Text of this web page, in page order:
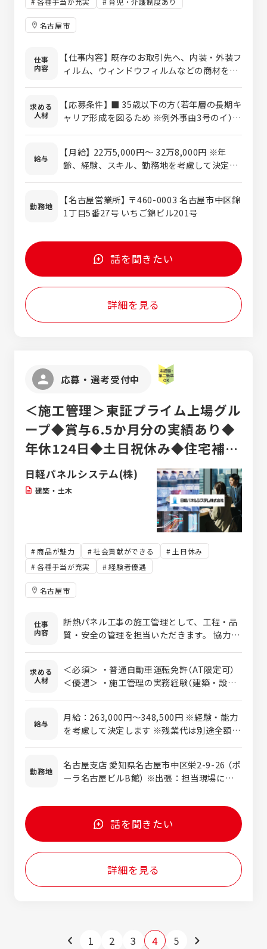
名古屋市
仕事
内容
【仕事内容】 既存のお取引先へ、内装・外装フ
ィルム、ウィンドウフィルムなどの商材を提
【扱う商材について】 内外装フィルム、グラフ
ィックフィルム、サイン用LED、ウィンドウ
フィルム、塗料など商材はさまざまです。
【具体的な営業スタイル】 長年お付き合いのあ
るお客様を定期的に訪問し、コミュニケーシ
問い合わせが主な業務です。 【入社後のサポ
ート体制】 まずは先輩に同行し、お客様への
OJTで丁寧に教えます。商材は多岐にわたり
ますが、少しずつ覚えれば大丈夫です。メー
カー主催の勉強会もあり、未経験からでも着
実に知識を身につけられます。 【働きやすさ
のポイント】 ◎個人ノルマに追われるガツガ
ツした営業ではありません。 ◎名古屋営業所
での採用のため、転居を伴う転勤はなし。 仕
求める
人材
【応募条件】 ■ 35歳以下の方（若年層の長期キ
ャリア形成を図るため ※例外事由3号のイ）
迎です！ 特別な知識や経験よりも、以下のよ
うな姿勢をお持ちの方をお待ちしています。
・真面目にコツコツと業務に取り組める方 ・
素直に学び、わからないことは積極的に質問
できる方 ・お客様とのコミュニケーションや
す。 産前産後・育児休業制度も整っているた
め、将来ライフステージが変化しても腰を据
えて長く働き続けられる環境です。
給与
【月給】 22万5,000円～ 32万8,000円 ※年
齢、経験、スキル、勤務地を考慮して決定し
勤務地
【名古屋営業所】 〒460-0003 名古屋市中区錦
1丁目5番27号 いちご錦ビル201号
話を聞きたい
詳細を見る
応募・選考受付中
＜施工管理＞東証プライム上場グル
ープ◆賞与6.5か月分の実績あり◆
年休124日◆土日祝休み◆住宅補助
あり◆大型案件多数◆安定基盤で長
く働ける
日軽パネルシステム(株)
建築・土木
商品が魅力 社会貢献ができる
土日休み
各種手当が充実
経験者優遇
名古屋市
仕事
内容
断熱パネル工事の施工管理として、工程・品
質・安全の管理を担当いただきます。 協力会
に直結するため、高い専門性と丁寧な調整力
が求められます。 【具体的な業務内容】 ・工
事計画の作成、工程管理、現場の進捗確認 ・
協力会社の手配、施工指示、安全管理 ・設
計・営業との打ち合わせ、情報共有 ・品質チ
各種調整 担当は原則「1人1案件」が基本。1つ
の現場にしっかり向き合える体制のため、 品
改築まで幅広い案件があり、大規模施設に携
わる機会も豊富です。 自分が関わった空間が
社会インフラとして機能する、大きな達成感
を味わえます。 夜間工事は比較的少なく、直
行直帰が可能な現場もあり、無理のない働き
方が可能です。 これまでの施工経験を生かし
つつ、断熱パネルメーカーならではの専門性
求める
人材
＜必須＞ ・普通自動車運転免許（AT限定可）
＜優遇＞ ・施工管理の実務経験（建築・設
工場、倉庫、研究施設などの現場経験がある
方 ・品質、安全に丁寧に向き合える方 ・協
力会社や元請、社内メンバーとの調整が得意
な方 専門性を深めながら、大型施設の空間づ
くりに携わりたい方を歓迎します。
給与
月給：263,000円〜348,500円 ※経験・能力
を考慮して決定します ※残業代は別途全額支
650万円 ※経験・スキルにより変動あり 入社
後6ヶ月間は契約社員（待遇はほぼ同一）。 勤
勤務地
名古屋支店 愛知県名古屋市中区栄2-9-26 （ポ
ーラ名古屋ビルB館） ※出張：担当現場によ
屋内全面禁煙
話を聞きたい
詳細を見る
1 2 3 4 5